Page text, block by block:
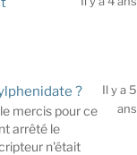
?
mercis pour ce
arrêté le
n'était
Il y a 5
ans